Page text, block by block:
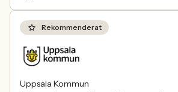
Rekommenderat
Uppsala Kommun